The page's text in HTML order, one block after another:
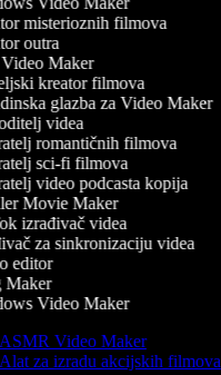
misterioznih filmova
outra
Maker
kreator filmova
glazba za Video Maker
videa
romantičnih filmova
sci-fi filmova
video podcasta kopija
Movie Maker
izrađivač videa
za sinkronizaciju videa
editor
Video Maker
Video Maker
za izradu akcijskih filmova